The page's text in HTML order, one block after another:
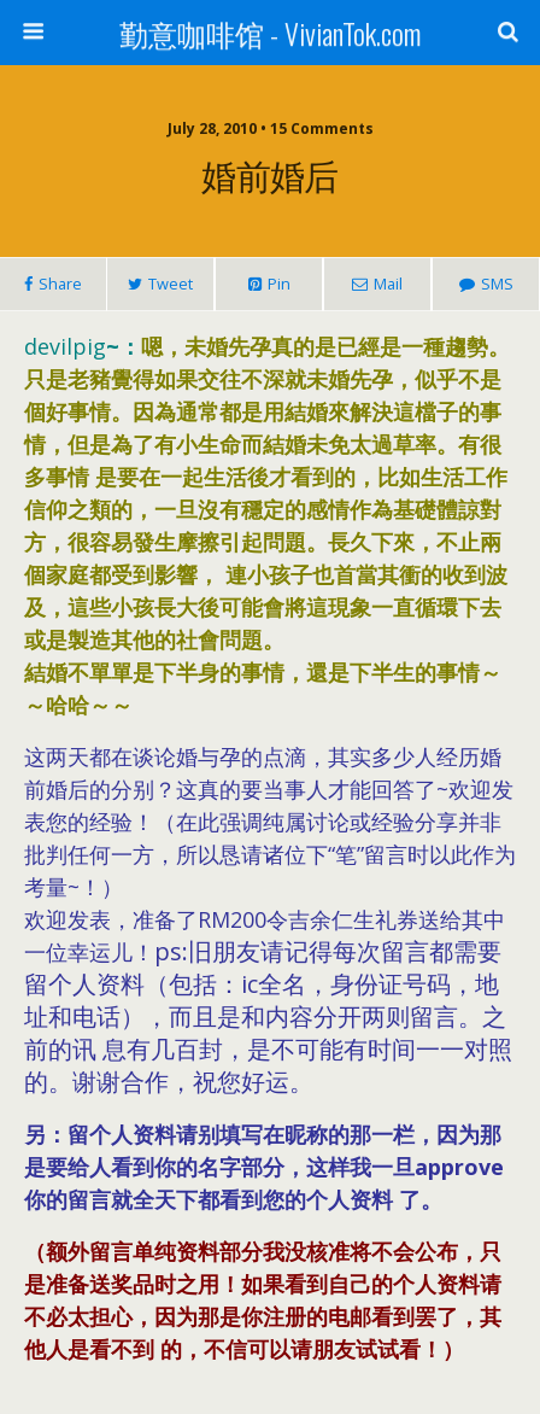
勤意咖啡馆 - VivianTok.com
July 28, 2010 • 15 Comments
婚前婚后
Share Tweet Pin Mail SMS
devilpig~： 嗯，未婚先孕真的是已經是一種趨勢。
只是老豬覺得如果交往不深就未婚先孕，似乎不是
個好事情。因為通常都是用結婚來解決這檔子的事
情，但是為了有小生命而結婚未免太過草率。有很
多事情 是要在一起生活後才看到的，比如生活工作
信仰之類的，一旦沒有穩定的感情作為基礎體諒對
方，很容易發生摩擦引起問題。長久下來，不止兩
個家庭都受到影響， 連小孩子也首當其衝的收到波
及，這些小孩長大後可能會將這現象一直循環下去
或是製造其他的社會問題。
結婚不單單是下半身的事情，還是下半生的事情～
～哈哈～～
这两天都在谈论婚与孕的点滴，其实多少人经历婚
前婚后的分别？这真的要当事人才能回答了~欢迎发
表您的经验！（在此强调纯属讨论或经验分享并非
批判任何一方，所以恳请诸位下“笔”留言时以此作为
考量~！）
欢迎发表，准备了RM200令吉余仁生礼券送给其中
一位幸运儿！ ps:旧朋友请记得每次留言都需要
留个人资料（包括：ic全名，身份证号码，地
址和电话），而且是和内容分开两则留言。之
前的讯 息有几百封，是不可能有时间一一对照
的。谢谢合作，祝您好运。
另：留个人资料请别填写在昵称的那一栏，因为那
是要给人看到你的名字部分，这样我一旦approve
你的留言就全天下都看到您的个人资料 了。
（额外留言单纯资料部分我没核准将不会公布，只
是准备送奖品时之用！如果看到自己的个人资料请
不必太担心，因为那是你注册的电邮看到罢了，其
他人是看不到 的，不信可以请朋友试试看！）